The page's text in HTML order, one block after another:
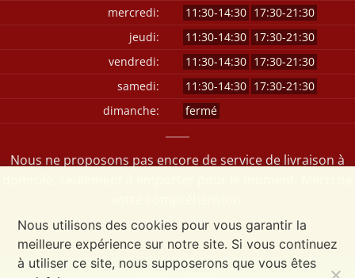
mercredi:
11:30-14:30 17:30-21:30
jeudi:
11:30-14:30 17:30-21:30
vendredi:
11:30-14:30 17:30-21:30
samedi:
11:30-14:30 17:30-21:30
dimanche:
fermé
Nous ne proposons pas encore de service de livraison à
Nous utilisons des cookies pour vous garantir la
meilleure expérience sur notre site. Si vous continuez
à utiliser ce site, nous supposerons que vous êtes